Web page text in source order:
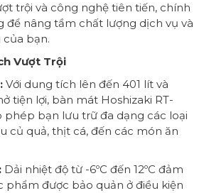
trội và công nghệ tiên tiến, chính
để nâng tầm chất lượng dịch vụ và
bạn.
Vượt Trội
Với dung tích lên đến 401 lít và
tiện lợi, bàn mát Hoshizaki RT-
phép bạn lưu trữ đa dạng các loại
củ quả, thịt cá, đến các món ăn
Dải nhiệt độ từ -6ºC đến 12ºC đảm
phẩm được bảo quản ở điều kiện